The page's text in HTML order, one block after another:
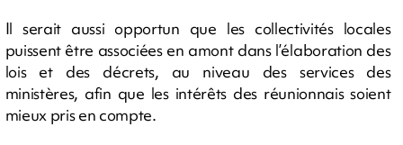
Il serait aussi opportun que les collectivités locales
puissent être associées en amont dans l’élaboration des
lois et des décrets, au niveau des services des
ministères, afin que les intérêts des réunionnais soient
mieux pris en compte.